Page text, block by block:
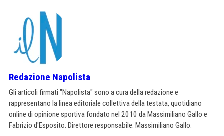
Redazione Napolista
Gli articoli firmati "Napolista" sono a cura della redazione e
rappresentano la linea editoriale collettiva della testata, quotidiano
online di opinione sportiva fondato nel 2010 da Massimiliano Gallo e
Fabrizio d'Esposito. Direttore responsabile: Massimiliano Gallo.